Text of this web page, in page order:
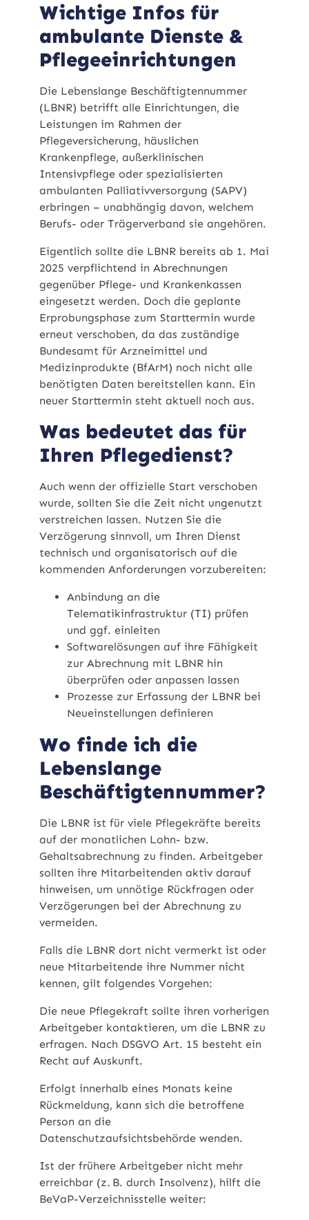
Wichtige Infos für
ambulante Dienste &
Pflegeeinrichtungen
Die Lebenslange Beschäftigtennummer
(LBNR) betrifft alle Einrichtungen, die
Leistungen im Rahmen der
Pflegeversicherung, häuslichen
Krankenpflege, außerklinischen
Intensivpflege oder spezialisierten
ambulanten Palliativversorgung (SAPV)
erbringen – unabhängig davon, welchem
Berufs- oder Trägerverband sie angehören.
Eigentlich sollte die LBNR bereits ab 1. Mai
2025 verpflichtend in Abrechnungen
gegenüber Pflege- und Krankenkassen
eingesetzt werden. Doch die geplante
Erprobungsphase zum Starttermin wurde
erneut verschoben, da das zuständige
Bundesamt für Arzneimittel und
Medizinprodukte (BfArM) noch nicht alle
benötigten Daten bereitstellen kann. Ein
neuer Starttermin steht aktuell noch aus.
Was bedeutet das für
Ihren Pflegedienst?
Auch wenn der offizielle Start verschoben
wurde, sollten Sie die Zeit nicht ungenutzt
verstreichen lassen. Nutzen Sie die
Verzögerung sinnvoll, um Ihren Dienst
technisch und organisatorisch auf die
kommenden Anforderungen vorzubereiten:
Anbindung an die
Telematikinfrastruktur (TI) prüfen
und ggf. einleiten
Softwarelösungen auf ihre Fähigkeit
zur Abrechnung mit LBNR hin
überprüfen oder anpassen lassen
Prozesse zur Erfassung der LBNR bei
Neueinstellungen definieren
Wo finde ich die
Lebenslange
Beschäftigtennummer?
Die LBNR ist für viele Pflegekräfte bereits
auf der monatlichen Lohn- bzw.
Gehaltsabrechnung zu finden. Arbeitgeber
sollten ihre Mitarbeitenden aktiv darauf
hinweisen, um unnötige Rückfragen oder
Verzögerungen bei der Abrechnung zu
vermeiden.
Falls die LBNR dort nicht vermerkt ist oder
neue Mitarbeitende ihre Nummer nicht
kennen, gilt folgendes Vorgehen:
Die neue Pflegekraft sollte ihren vorherigen
Arbeitgeber kontaktieren, um die LBNR zu
erfragen. Nach DSGVO Art. 15 besteht ein
Recht auf Auskunft.
Erfolgt innerhalb eines Monats keine
Rückmeldung, kann sich die betroffene
Person an die
Datenschutzaufsichtsbehörde wenden.
Ist der frühere Arbeitgeber nicht mehr
erreichbar (z. B. durch Insolvenz), hilft die
BeVaP-Verzeichnisstelle weiter: